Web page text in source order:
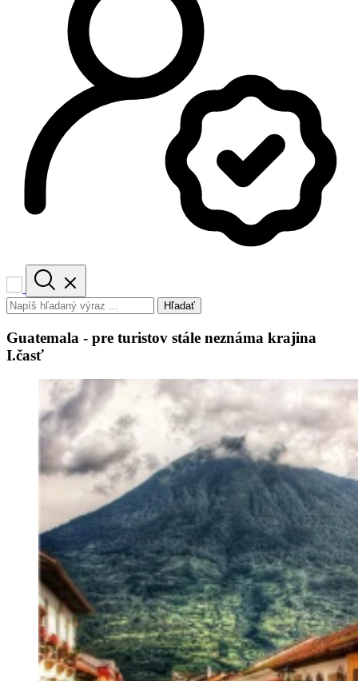
Hľadať
Guatemala - pre turistov stále neznáma krajina
I.časť